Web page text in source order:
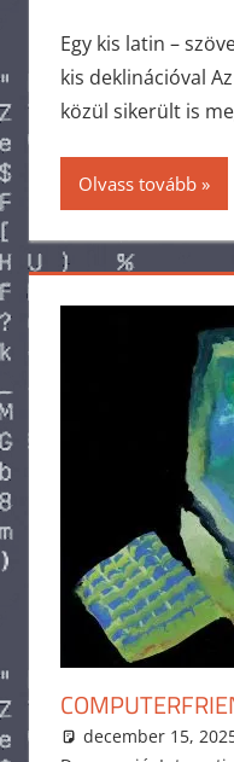
Egy kis latin –
kis deklinációval
közül sikerült is
Olvass tovább
december 15,